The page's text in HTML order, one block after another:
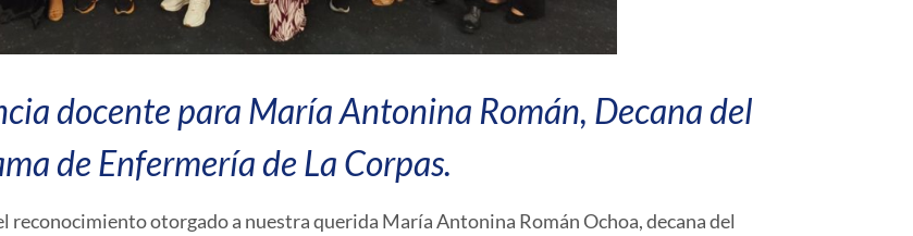
docente para María Antonina Román, Decana del
de Enfermería de La Corpas.
reconocimiento otorgado a nuestra querida María Antonina Román Ochoa, decana del